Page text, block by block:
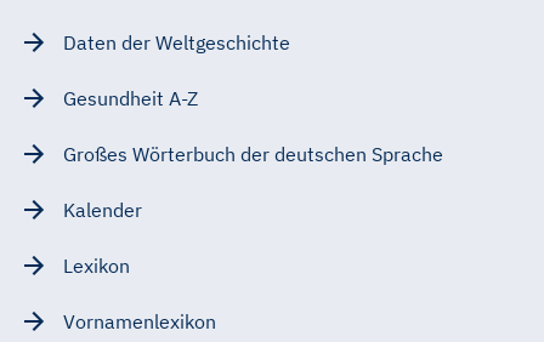
Daten der Weltgeschichte
Gesundheit A-Z
Großes Wörterbuch der deutschen Sprache
Kalender
Lexikon
Vornamenlexikon